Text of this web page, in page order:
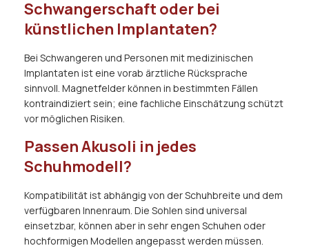
Schwangerschaft oder bei
künstlichen Implantaten?
Bei Schwangeren und Personen mit medizinischen
Implantaten ist eine vorab ärztliche Rücksprache
sinnvoll. Magnetfelder können in bestimmten Fällen
kontraindiziert sein; eine fachliche Einschätzung schützt
vor möglichen Risiken.
Passen Akusoli in jedes
Schuhmodell?
Kompatibilität ist abhängig von der Schuhbreite und dem
verfügbaren Innenraum. Die Sohlen sind universal
einsetzbar, können aber in sehr engen Schuhen oder
hochformigen Modellen angepasst werden müssen.